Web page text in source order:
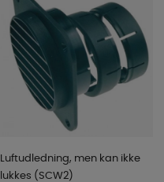
Luftudledning, men kan ikke
lukkes (SCW2)